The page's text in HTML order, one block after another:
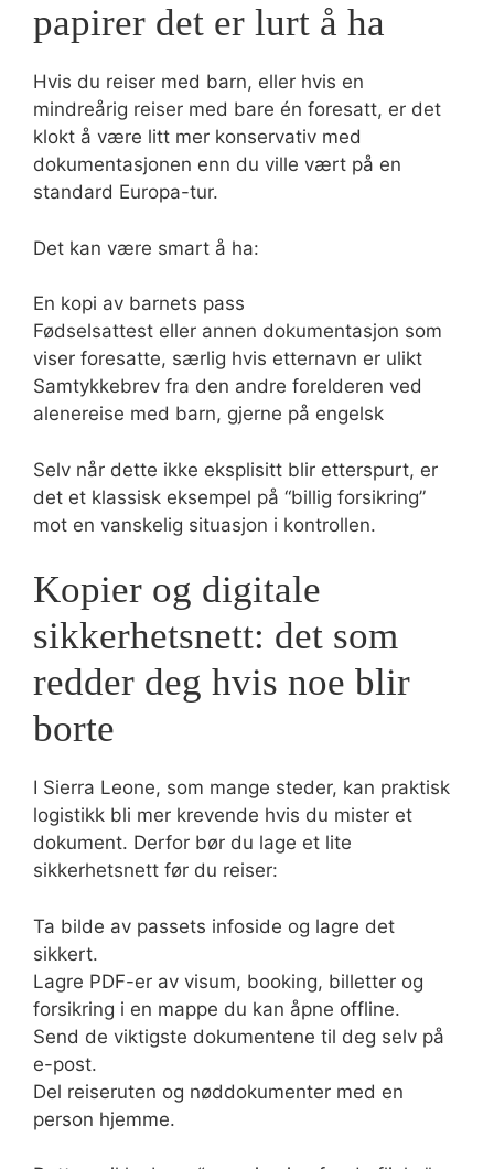
papirer det er lurt å ha
Hvis du reiser med barn, eller hvis en
mindreårig reiser med bare én foresatt, er det
klokt å være litt mer konservativ med
dokumentasjonen enn du ville vært på en
standard Europa-tur.
Det kan være smart å ha:
En kopi av barnets pass
Fødselsattest eller annen dokumentasjon som
viser foresatte, særlig hvis etternavn er ulikt
Samtykkebrev fra den andre forelderen ved
alenereise med barn, gjerne på engelsk
Selv når dette ikke eksplisitt blir etterspurt, er
det et klassisk eksempel på “billig forsikring”
mot en vanskelig situasjon i kontrollen.
Kopier og digitale
sikkerhetsnett: det som
redder deg hvis noe blir
borte
I Sierra Leone, som mange steder, kan praktisk
logistikk bli mer krevende hvis du mister et
dokument. Derfor bør du lage et lite
sikkerhetsnett før du reiser:
Ta bilde av passets infoside og lagre det
sikkert.
Lagre PDF-er av visum, booking, billetter og
forsikring i en mappe du kan åpne offline.
Send de viktigste dokumentene til deg selv på
e-post.
Del reiseruten og nøddokumenter med en
person hjemme.